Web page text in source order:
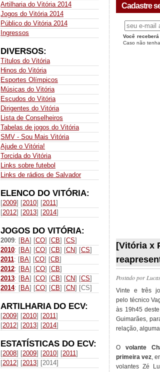
Artilharia do Vitória 2014
Jogos do Vitória 2014
Público do Vitória 2014
Ingressos
DIVERSOS:
Títulos do Vitória
Hinos do Vitória
Esportes Olímpicos
Músicas do Vitória
Escudos do Vitória
Dirigentes do Vitória
Lista de Conselheiros
Tabelas de jogos do Vitória
SMV - Sou Mais Vitória
Ajude o Vitória!
Torcida do Vitória
Links sobre futebol
Links de rádios de Salvador
ELENCO DO VITÓRIA:
[2009] [2010] [2011]
[2012] [2013] [2014]
JOGOS DO VITÓRIA:
2009: [BA] [CO] [CB] [CS]
2010: [BA] [CO] [CB] [CN] [CS]
2011: [BA] [CO] [CB]
2012: [BA] [CO] [CB]
2013: [BA] [CO] [CB] [CN] [CS]
2014: [BA] [CO] [CB] [CN] [CS]
ARTILHARIA DO ECV:
[2009] [2010] [2011]
[2012] [2013] [2014]
ESTATÍSTICAS DO ECV:
[2008] [2009] [2010] [2011]
[2012] [2013] [2014]
Cadastre
Você
Caso não
[Vitória x
Postado por
Vinte e três
pelo técnico
às 19h45
Guimarães,
relação,
Ovolante
primeira vez,
volantes Zé